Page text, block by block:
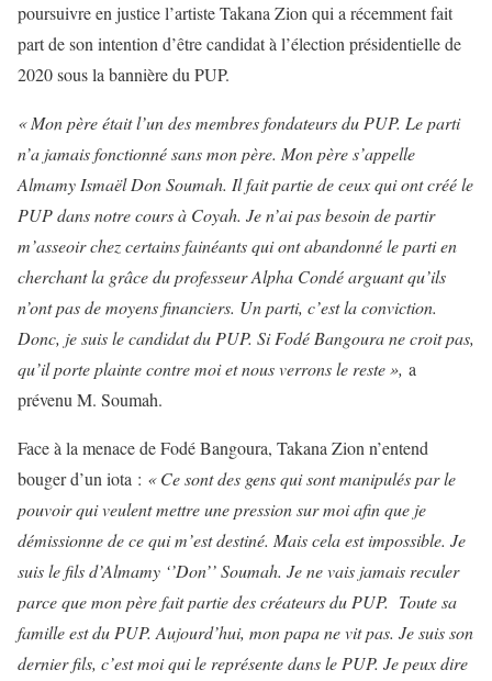
poursuivre en justice l’artiste Takana Zion qui a récemment fait
part de son intention d’être candidat à l’élection présidentielle de
2020 sous la bannière du PUP.
« Mon père était l’un des membres fondateurs du PUP. Le parti
n’a jamais fonctionné sans mon père. Mon père s’appelle
Almamy Ismaël Don Soumah. Il fait partie de ceux qui ont créé le
PUP dans notre cours à Coyah. Je n’ai pas besoin de partir
m’asseoir chez certains fainéants qui ont abandonné le parti en
cherchant la grâce du professeur Alpha Condé arguant qu’ils
n’ont pas de moyens financiers. Un parti, c’est la conviction.
Donc, je suis le candidat du PUP. Si Fodé Bangoura ne croit pas,
qu’il porte plainte contre moi et nous verrons le reste », a
prévenu M. Soumah.
Face à la menace de Fodé Bangoura, Takana Zion n’entend
bouger d’un iota : « Ce sont des gens qui sont manipulés par le
pouvoir qui veulent mettre une pression sur moi afin que je
démissionne de ce qui m’est destiné. Mais cela est impossible. Je
suis le fils d’Almamy ‘’Don’’ Soumah. Je ne vais jamais reculer
parce que mon père fait partie des créateurs du PUP. Toute sa
famille est du PUP. Aujourd’hui, mon papa ne vit pas. Je suis son
dernier fils, c’est moi qui le représente dans le PUP. Je peux dire